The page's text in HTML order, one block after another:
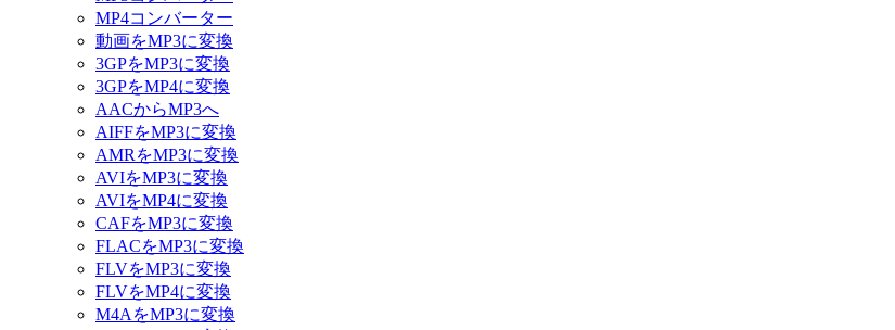
MP4コンバーター
動画をMP3に変換
3GPをMP3に変換
3GPをMP4に変換
AACからMP3へ
AIFFをMP3に変換
AMRをMP3に変換
AVIをMP3に変換
AVIをMP4に変換
CAFをMP3に変換
FLACをMP3に変換
FLVをMP3に変換
FLVをMP4に変換
M4AをMP3に変換